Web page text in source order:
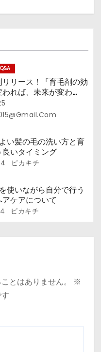
リース！『育毛剤の効
れば、未来が変わ
一本が、あなたの未来
い髪の毛の洗い方と育
良いタイミング
ピカキチ
使いながら自分で行う
ケアについて
ピカキチ
とはありません。
※